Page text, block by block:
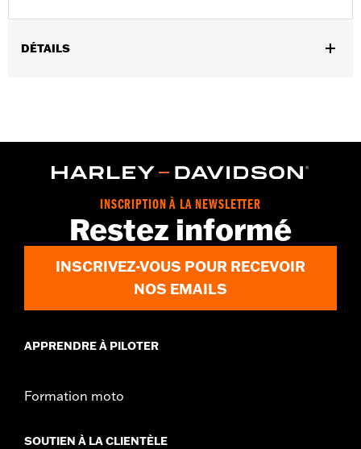
DÉTAILS
Vendu à l'unité:Chaque
réservoir, insert de console et matériel d'installation
1 year limited warranty – Go towww.h-
d.com/warranty
for full details
INSCRIPTION À LA NEWSLETTER
Restez informé
INSCRIVEZ-VOUS POUR RECEVOIR
NOS EMAILS
APPRENDRE À PILOTER
Formation moto
SOUTIEN À LA CLIENTÈLE